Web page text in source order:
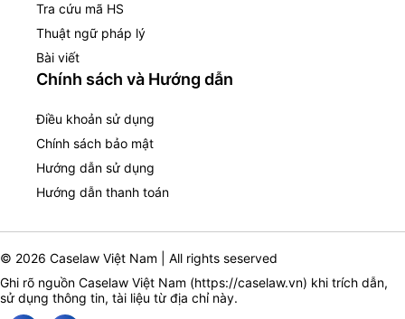
Tra cứu mã HS
Thuật ngữ pháp lý
Bài viết
Chính sách và Hướng dẫn
Điều khoản sử dụng
Chính sách bảo mật
Hướng dẫn sử dụng
Hướng dẫn thanh toán
© 2026 Caselaw Việt Nam | All rights seserved
Ghi rõ nguồn Caselaw Việt Nam (https://caselaw.vn) khi trích dẫn,
sử dụng thông tin, tài liệu từ địa chỉ này.